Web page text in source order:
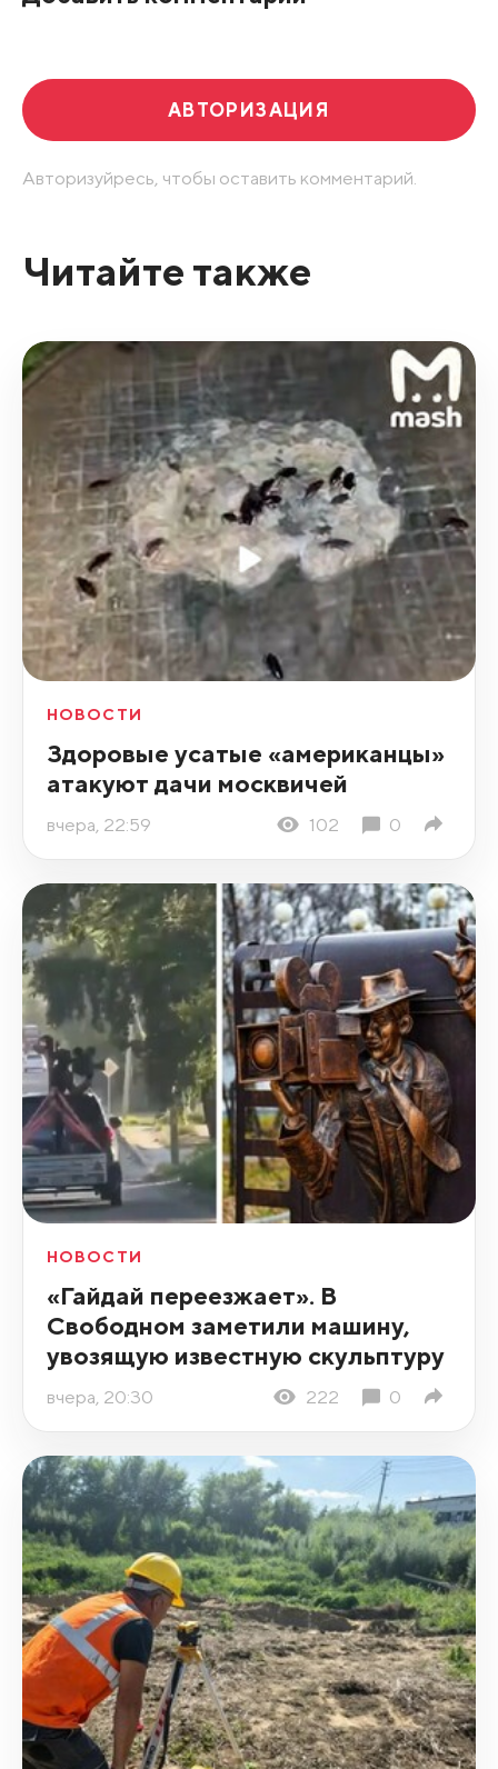
АВТОРИЗАЦИЯ
Авторизуйресь, чтобы оставить комментарий.
Читайте также
НОВОСТИ
Здоровые усатые «американцы»
атакуют дачи москвичей
вчера, 22:59 102 0
НОВОСТИ
«Гайдай переезжает». В
Свободном заметили машину,
увозящую известную скульптуру
вчера, 20:30 222 0